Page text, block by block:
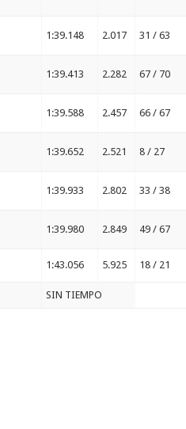
1:39.148 2.017 31 / 63
1:39.413 2.282 67 / 70
1:39.588 2.457 66 / 67
1:39.652 2.521 8 / 27
1:39.933 2.802 33 / 38
1:39.980 2.849 49 / 67
1:43.056 5.925 18 / 21
SIN TIEMPO